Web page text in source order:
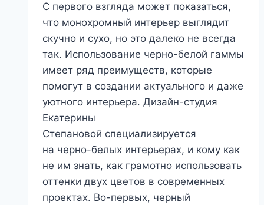
С первого взгляда может показаться,
что монохромный интерьер выглядит
скучно и сухо, но это далеко не всегда
так. Использование черно-белой гаммы
имеет ряд преимуществ, которые
помогут в создании актуального и даже
уютного интерьера. Дизайн-студия
Екатерины
Степановой специализируется
на черно-белых интерьерах, и кому как
не им знать, как грамотно использовать
оттенки двух цветов в современных
проектах. Во-первых, черный